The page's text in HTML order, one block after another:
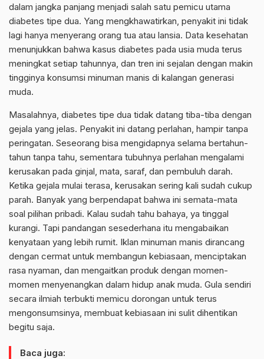
dalam jangka panjang menjadi salah satu pemicu utama
diabetes tipe dua. Yang mengkhawatirkan, penyakit ini tidak
lagi hanya menyerang orang tua atau lansia. Data kesehatan
menunjukkan bahwa kasus diabetes pada usia muda terus
meningkat setiap tahunnya, dan tren ini sejalan dengan makin
tingginya konsumsi minuman manis di kalangan generasi
muda.
Masalahnya, diabetes tipe dua tidak datang tiba-tiba dengan
gejala yang jelas. Penyakit ini datang perlahan, hampir tanpa
peringatan. Seseorang bisa mengidapnya selama bertahun-
tahun tanpa tahu, sementara tubuhnya perlahan mengalami
kerusakan pada ginjal, mata, saraf, dan pembuluh darah.
Ketika gejala mulai terasa, kerusakan sering kali sudah cukup
parah. Banyak yang berpendapat bahwa ini semata-mata
soal pilihan pribadi. Kalau sudah tahu bahaya, ya tinggal
kurangi. Tapi pandangan sesederhana itu mengabaikan
kenyataan yang lebih rumit. Iklan minuman manis dirancang
dengan cermat untuk membangun kebiasaan, menciptakan
rasa nyaman, dan mengaitkan produk dengan momen-
momen menyenangkan dalam hidup anak muda. Gula sendiri
secara ilmiah terbukti memicu dorongan untuk terus
mengonsumsinya, membuat kebiasaan ini sulit dihentikan
begitu saja.
Baca juga: